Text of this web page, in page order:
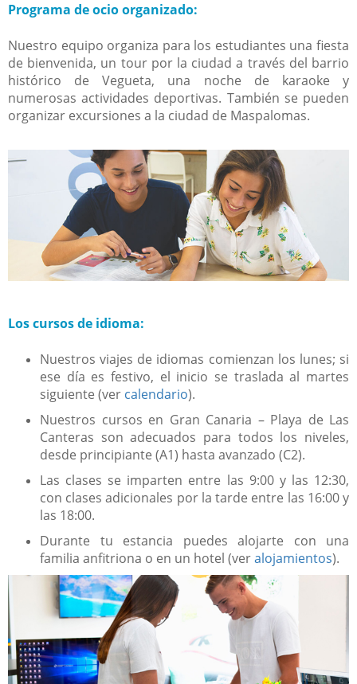
Programa de ocio organizado:
Nuestro equipo organiza para los estudiantes una fiesta
de bienvenida, un tour por la ciudad a través del barrio
histórico de Vegueta, una noche de karaoke y
numerosas actividades deportivas. También se pueden
organizar excursiones a la ciudad de Maspalomas.
Los cursos de idioma:
Nuestros viajes de idiomas comienzan los lunes; si
ese día es festivo, el inicio se traslada al martes
siguiente (ver calendario).
Nuestros cursos en Gran Canaria – Playa de Las
Canteras son adecuados para todos los niveles,
desde principiante (A1) hasta avanzado (C2).
Las clases se imparten entre las 9:00 y las 12:30,
con clases adicionales por la tarde entre las 16:00 y
las 18:00.
Durante tu estancia puedes alojarte con una
familia anfitriona o en un hotel (veralojamientos).